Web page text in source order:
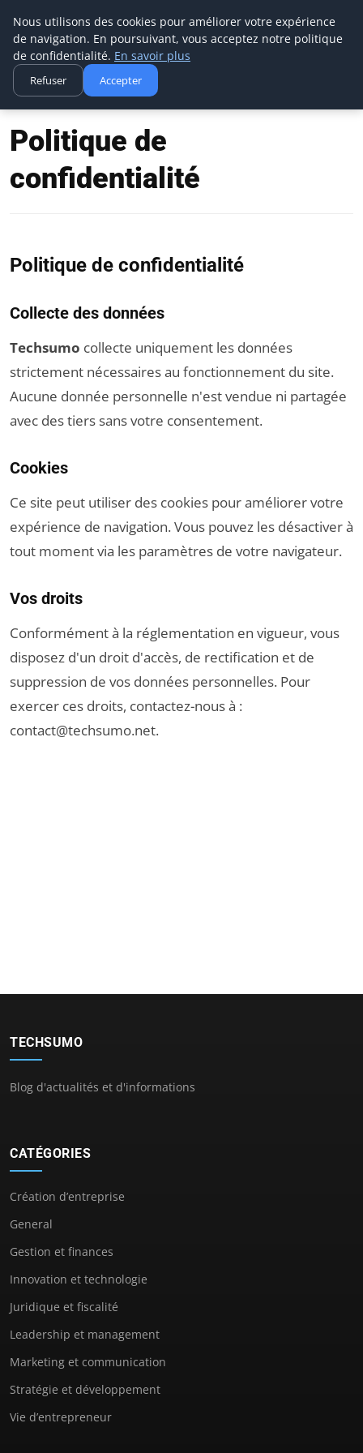
Techsumo
Accueil Politique de confidentialité
Politique de
confidentialité
Politique de confidentialité
Collecte des données
Techsumo collecte uniquement les données
strictement nécessaires au fonctionnement du site.
Aucune donnée personnelle n'est vendue ni partagée
avec des tiers sans votre consentement.
Cookies
Ce site peut utiliser des cookies pour améliorer votre
expérience de navigation. Vous pouvez les désactiver à
tout moment via les paramètres de votre navigateur.
Vos droits
Conformément à la réglementation en vigueur, vous
disposez d'un droit d'accès, de rectification et de
suppression de vos données personnelles. Pour
exercer ces droits, contactez-nous à :
contact@techsumo.net.
TECHSUMO
Blog d'actualités et d'informations
CATÉGORIES
Création d’entreprise
General
Gestion et finances
Innovation et technologie
Juridique et fiscalité
Leadership et management
Marketing et communication
Stratégie et développement
Vie d’entrepreneur
Nous utilisons des cookies pour améliorer votre expérience
de navigation. En poursuivant, vous acceptez notre politique
de confidentialité. En savoir plus
Refuser Accepter